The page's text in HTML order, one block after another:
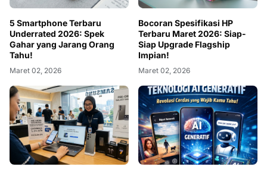
5 Smartphone Terbaru
Underrated 2026: Spek
Gahar yang Jarang Orang
Tahu!
Maret 02, 2026
Bocoran Spesifikasi HP
Terbaru Maret 2026: Siap-
Siap Upgrade Flagship
Impian!
Maret 02, 2026